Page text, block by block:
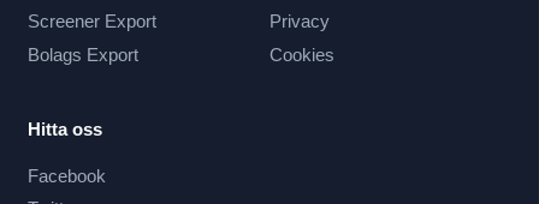
Screener Export
Bolags Export
Privacy
Cookies
Hitta oss
Facebook